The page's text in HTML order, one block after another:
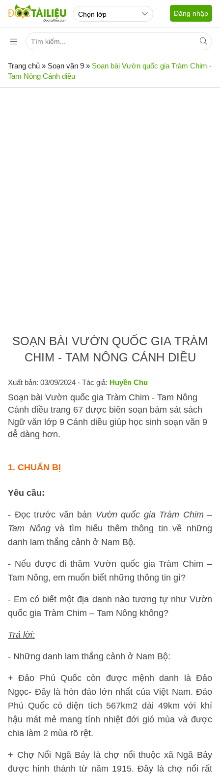
Đăng nhập
Trang chủ » Soạn văn 9 » Soạn bài Vườn quốc gia Tràm Chim -
Tam Nông Cánh diều
SOẠN BÀI VƯỜN QUỐC GIA TRÀM
CHIM - TAM NÔNG CÁNH DIỀU
Xuất bản: 03/09/2024 - Tác giả: Huyền Chu
Soạn bài Vườn quốc gia Tràm Chim - Tam Nông
Cánh diều trang 67 được biên soạn bám sát sách
Ngữ văn lớp 9 Cánh diều giúp học sinh soạn văn 9
dễ dàng hơn.
1. CHUẨN BỊ
Yêu cầu:
- Đọc trước văn bản Vườn quốc gia Tràm Chim –
Tam Nôngvà tìm hiểu thêm thông tin về những
danh lam thắng cảnh ở Nam Bộ.
- Nếu được đi thăm Vườn quốc gia Tràm Chim –
Tam Nông, em muốn biết những thông tin gì?
- Em có biết một địa danh nào tương tự như Vườn
quốc gia Tràm Chim – Tam Nông không?
Trả lời:
- Những danh lam thắng cảnh ở Nam Bộ:
+ Đảo Phú Quốc còn được mệnh danh là Đảo
Ngọc- Đây là hòn đảo lớn nhất của Việt Nam. Đảo
Phú Quốc có diện tích 567km2 dài 49km với khí
hậu mát mẻ mang tính nhiệt đới gió mùa và được
chia làm 2 mùa rõ rệt.
+ Chợ Nổi Ngã Bảy là chợ nổi thuộc xã Ngã Bảy
được hình thành từ năm 1915. Đây là chợ nổi rất